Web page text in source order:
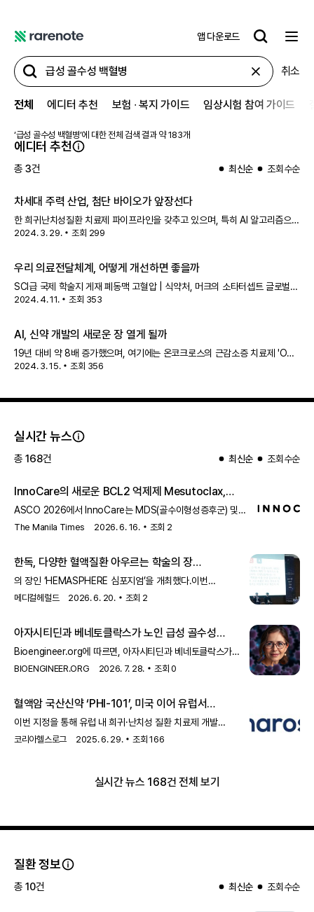
어
노
트
앱 다운로드
취소
전체 에디터 추천 보험 ∙ 복지 가이드 임상시험 참여 가이드
‘급성 골수성 백혈병’에 대한 전체 검색 결과 약183개
에디터 추천
총3건 최신순 조회수순
차세대 주력 산업, 첨단 바이오가 앞장선다
한 희귀난치성질환 치료제 파이프라인을 갖추고 있으며, 특히 AI 알고리즘으로
도출된 'PHI-101'이라는
전략
2024. 3. 29. 조회 299
우리 의료전달체계, 어떻게 개선하면 좋을까
SCI급 국제 학술지 게재 폐동맥 고혈압 | 식약처, 머크의 소타터셉트 글로벌
혁신제품 신속심사 대상 지정
2024. 4. 11. 조회 353
AI, 신약 개발의 새로운 장 열게 될까
19년 대비 약 8배 증가했으며, 여기에는 온코크로스의 근감소증 치료제 'OC-
514', 파로스아이바이오의
2024. 3. 15. 조회 356
실시간 뉴스
총168건 최신순 조회수순
InnoCare의 새로운 BCL2 억제제 Mesutoclax,
MDS 및 AML에 대한 최신 데이터 발표
ASCO 2026에서 InnoCare는 MDS(골수이형성증후군) 및
AML(급성 골수성 백혈병)에 대한 새로운 BCL2 억제제
진행되었습니다.
The Manila Times 2026. 6. 16. 조회 2
한독, 다양한 혈액질환 아우르는 학술의 장
'HEMASPHERE 심포지엄' 개최…'한독의 혈액질환
제품 파이프라인 기반으로 다양한 혈액질환의 치료
의 장인 ‘HEMASPHERE 심포지엄’을 개최했다.이번
심포지엄에서는 한독이 구축해온 혈액질환 치료제 파이프라인을
메디컬헤럴드 2026. 6. 20. 조회 2
아자시티딘과 베네토클락스가 노인 급성 골수성
백혈병에 미치는 영향
Bioengineer.org에 따르면, 아자시티딘과 베네토클락스가
노인급성 골수성 백혈병(AML) 환자의 염증 지표와 치료 반응에
BIOENGINEER.ORG 2026. 7. 28. 조회0
혈액암 국산신약 ‘PHI-101’, 미국 이어 유럽서
희귀의약품 지정
이번 지정을 통해 유럽 내 희귀·난치성 질환 치료제 개발
분야에서 혁신 신약의 잠재력과 가능성을 공식적으로 인정받고,
명당 50명 미만인 희귀질환 중 기존 치료법이 없거나 새로운
코리아헬스로그 2025. 6. 29. 조회166
실시간 뉴스 168건 전체 보기
질환 정보
총10건 최신순 조회수순